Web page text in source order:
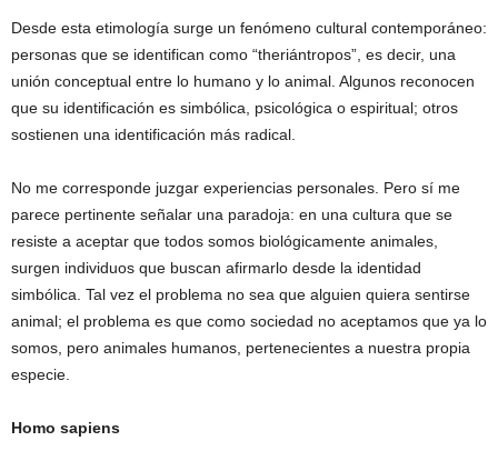
Desde esta etimología surge un fenómeno cultural contemporáneo:
personas que se identifican como “theriántropos”, es decir, una
unión conceptual entre lo humano y lo animal. Algunos reconocen
que su identificación es simbólica, psicológica o espiritual; otros
sostienen una identificación más radical.
No me corresponde juzgar experiencias personales. Pero sí me
parece pertinente señalar una paradoja: en una cultura que se
resiste a aceptar que todos somos biológicamente animales,
surgen individuos que buscan afirmarlo desde la identidad
simbólica. Tal vez el problema no sea que alguien quiera sentirse
animal; el problema es que como sociedad no aceptamos que ya lo
somos, pero animales humanos, pertenecientes a nuestra propia
especie.
Homo sapiens